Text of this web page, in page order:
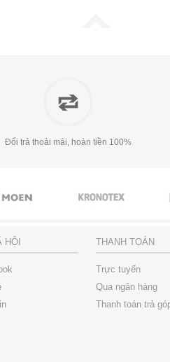
Đổi trả thoải mái, hoàn tiền 100%
HỘI THANH TOÁN
Trực tuyến
Qua ngân hàng
Thanh toán trả